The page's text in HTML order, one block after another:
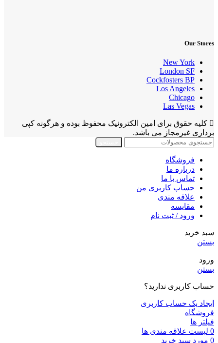
Our Stores
New York
London SF
Cockfosters BP
Los Angeles
Chicago
Las Vegas
کلیه حقوق برای امین الکترونیک محفوظ بوده و هرگونه کپی
برداری غیرمجاز می باشد.
فروشگاه
درباره ما
تماس با ما
حساب کاربری من
علاقه مندی
مقايسه
ورود / ثبت نام
سبد خرید
بستن
ورود
بستن
حساب کاربری ندارید؟
ایجاد یک حساب کاربری
فروشگاه
فیلتر ها
0 لیست علاقه مندی ها
0 مورد سبد خرید